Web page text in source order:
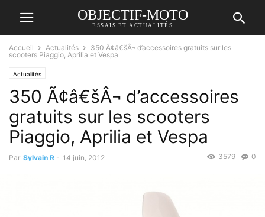
OBJECTIF-MOTO
ESSAIS ET ACTUALITÉS
Accueil Actualités
350 Ã¢â€šÂ¬ d’accessoires gratuits sur les
scooters Piaggio, Aprilia et Vespa
Actualités
350 Ã¢â€šÂ¬ d’accessoires
gratuits sur les scooters
Piaggio, Aprilia et Vespa
Par Sylvain R - 14 juin, 2012 0
3579